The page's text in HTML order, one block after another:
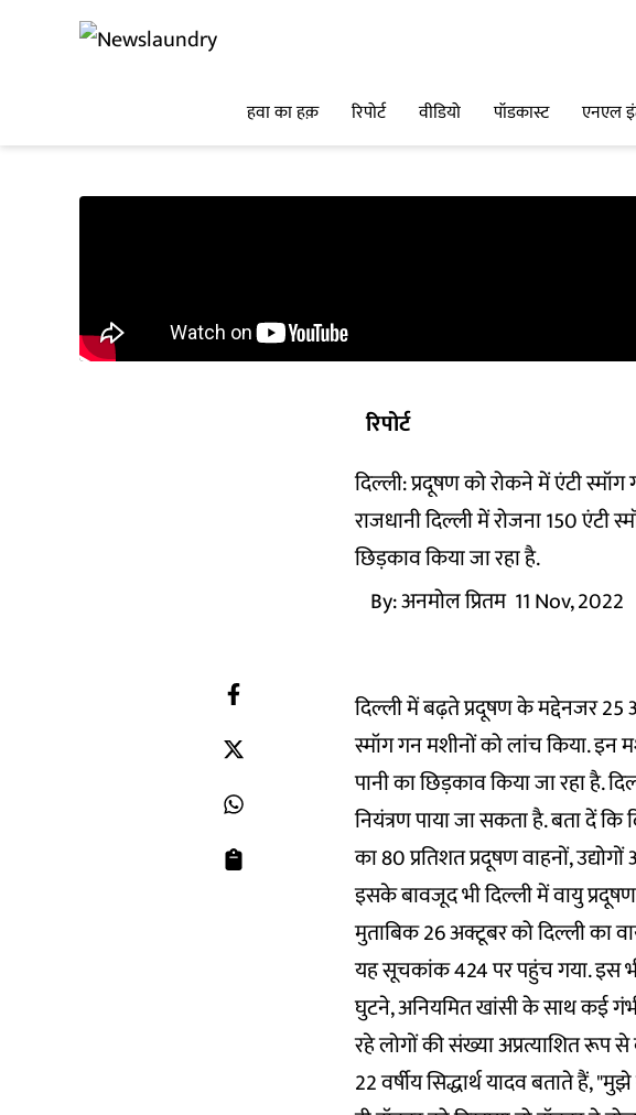
हवा का हक़ रिपोर्ट वीडियो पॉडकास्ट एनएल
रिपोर्ट
दिल्ली: प्रदूषण को रोकने में एंटी
राजधानी दिल्ली में रोजना 150 एंटी
छिड़काव किया जा रहा है.
By:अनमोल प्रितम 11 Nov, 2022
दिल्ली में बढ़ते प्रदूषण के मद्देनजर 25
स्मॉग गन मशीनों को लांच किया. इन
पानी का छिड़काव किया जा रहा है.
नियंत्रण पाया जा सकता है. बता दें
का 80 प्रतिशत प्रदूषण वाहनों,
इसके बावजूद भी दिल्ली में वायु
मुताबिक 26 अक्टूबर को दिल्ली का
यह सूचकांक 424 पर पहुंच गया. इस
घुटने, अनियमित खांसी के साथ कई
रहे लोगों की संख्या अप्रत्याशित रूप से
22 वर्षीय सिद्धार्थ यादव बताते